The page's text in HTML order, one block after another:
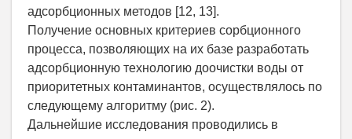
адсорбционных методов [12, 13].
Получение основных критериев сорбционного
процесса, позволяющих на их базе разработать
адсорбционную технологию доочистки воды от
приоритетных контаминантов, осуществлялось по
следующему алгоритму (рис. 2).
Дальнейшие исследования проводились в